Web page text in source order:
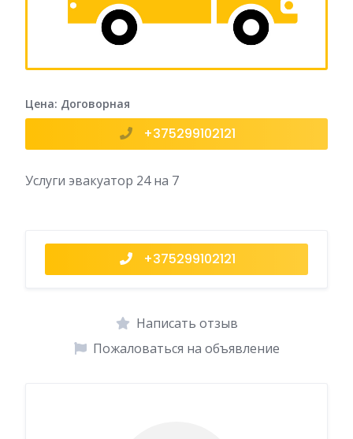
Цена: Договорная
+375299102121
Услуги эвакуатор 24 на 7
+375299102121
Написать отзыв
Пожаловаться на объявление